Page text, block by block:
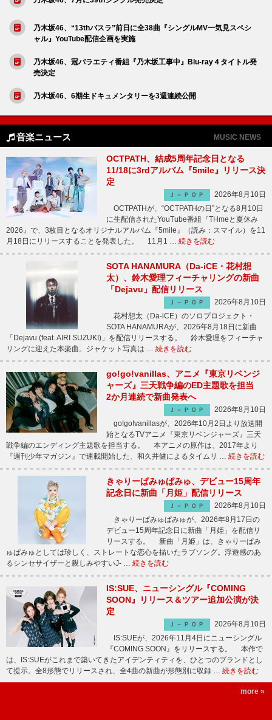
乃木坂46、“13thバスラ”前日に全38曲『シングルMV一気見スペシ
ャル』YouTube配信企画を実施
乃木坂46、冠バラエティ番組『乃木坂工事中』Blu-ray４タイトル発
売決定
乃木坂46、6期生ドキュメンタリーを3週連続公開
音楽ニュース MUSIC NEWS
OCTPATH、結成5周年記念日となる
11/18に3rdアルバム『5mile』リリース決
定
Ｊ－ＰＯＰ
2026年8月10日
OCTPATHが、“OCTPATHの日”となる8月10日
に生配信されたYouTube番組『THmeと夏休み
2026』で、3枚目となるオリジナルアルバム『5mile』（読み：スマイル）を11
月18日にリリースすることを発表した。 11月1 … 続きを読む
SOTA HANAMURA（Da-iCE・花村想
太）、鈴木愛理フィーチャリングの新曲
「Dejavu」配信リリース
Ｊ－ＰＯＰ
2026年8月10日
花村想太（Da-iCE）のソロプロジェクト・
SOTA HANAMURAが、2026年8月18日に新曲
「Dejavu (feat. AIRI SUZUKI)」を配信リリースする。 鈴木愛理をフィーチャ
リングに迎えた本楽曲。ジャケット写真は … 続きを読む
go!go!vanillas、アニメ『東京リベンジ
ャーズ』三天戦争編のED主題歌を担当
2か月連続で新曲発表へ
Ｊ－ＰＯＰ
2026年8月10日
go!go!vanillasが、2026年10月2日より放送開
始となるTVアニメ『東京リベンジャーズ』三天
戦争編のエンディング主題歌を担当する。 本アニメの原作は、2017年より
『週刊少年マガジン』で連載開始した、和久井健によるタイムリ … 続きを読む
きゃりーぱみゅぱみゅ、デビュー15周年
記念日に新曲「月姫」配信リリース
Ｊ－ＰＯＰ
2026年8月10日
きゃりーぱみゅぱみゅが、2026年8月17日の
デビュー15周年記念日に新曲「月姫」を配信リ
リースする。 新曲「月姫」は、きゃりーぱみ
ゅぱみゅとしては珍しく、ストレートな恋心を描いたラブソング。浮遊感のあ
るシンセサイザーと親しみやすいJ- … 続きを読む
IS:SUE、ニューシングル『COMING
SOON』リリース＆ツアー追加公演が決
定
Ｊ－ＰＯＰ
2026年8月10日
IS:SUEが、2026年11月4日にニューシングル
『COMING SOON』をリリースする。 本作で
は、IS:SUEがこれまで築いてきたアイデンティティを、ひとつのブランドとし
て提示。全8形態でリリースされ、全4曲の新曲が形態別に収録 … 続きを読む
more »